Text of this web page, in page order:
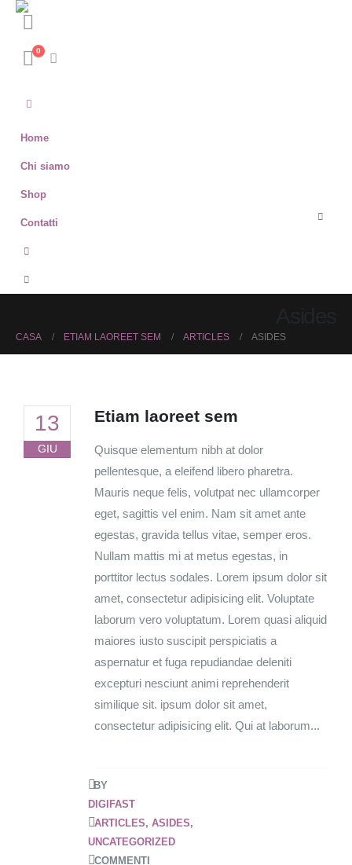
0
Home
Chi siamo
Shop
Contatti
CASA ETIAM LAOREET SEM ARTICLES ASIDES
13
GIU
Etiam laoreet sem
Quisque elementum nibh at dolor
pellentesque, a eleifend libero pharetra.
Mauris neque felis, volutpat nec ullamcorper
eget, sagittis vel enim. Nam sit amet ante
egestas, gravida tellus vitae, semper eros.
Nullam mattis mi at metus egestas, in
porttitor lectus sodales. Lorem ipsum dolor sit
amet, consectetur adipisicing elit. Voluptate
laborum vero voluptatum. Lorem quasi aliquid
maiores iusto suscipit perspiciatis a
aspernatur et fuga repudiandae deleniti
excepturi nesciunt animi reprehenderit
similique sit. ipsum dolor sit amet,
consectetur adipisicing elit. Qui at laborum...
BY
DIGIFAST
ARTICLES, ASIDES,
UNCATEGORIZED
COMMENTI